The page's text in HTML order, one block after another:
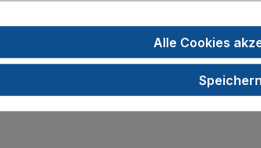
Alle Cookies
Speichern